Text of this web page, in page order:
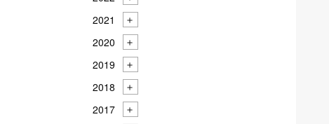
2021
2020
2019
2018
2017